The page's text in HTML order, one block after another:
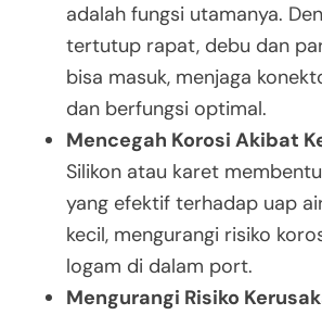
adalah fungsi utamanya.
tertutup rapat, debu dan
bisa masuk, menjaga
dan berfungsi optimal.
Mencegah Korosi Akibat
Silikon atau karet
yang efektif terhadap uap
kecil, mengurangi risiko
logam di dalam port.
Mengurangi Risiko